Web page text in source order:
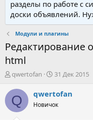
разделы по работе с
доски объявлений.
Модули и плагины
Редактирование
html
А
т
о
р
qwertofan
Д
т
н
31 Дек 2015
Q qwertofan
Новичок